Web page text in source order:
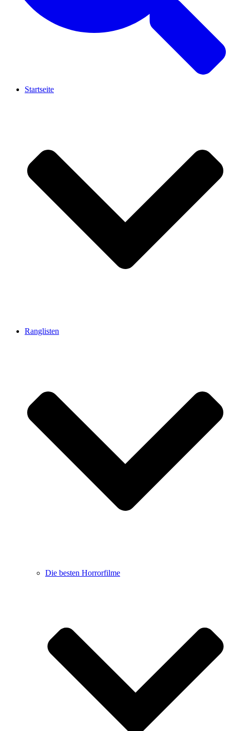
Startseite
Ranglisten
Die besten Horrorfilme